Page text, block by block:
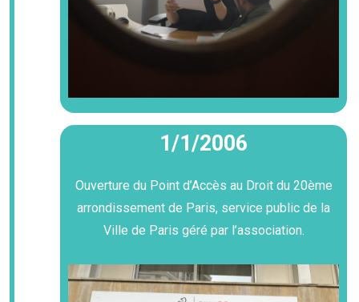
1/1/2006
Ouverture du Point d’Accès au Droit du 20ème
arrondissement de Paris, service public de la
Ville de Paris géré par l’association.